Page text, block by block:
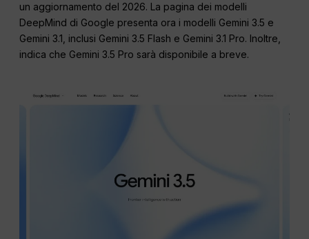
un aggiornamento del 2026. La pagina dei modelli
DeepMind di Google presenta ora i modelli Gemini 3.5 e
Gemini 3.1, inclusi Gemini 3.5 Flash e Gemini 3.1 Pro. Inoltre,
indica che Gemini 3.5 Pro sarà disponibile a breve.